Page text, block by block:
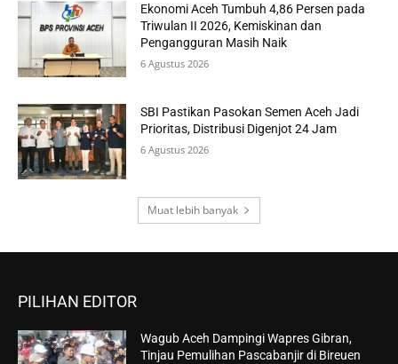
Ekonomi Aceh Tumbuh 4,86 Persen pada
Triwulan II 2026, Kemiskinan dan
Pengangguran Masih Naik
6 Agustus 2026
SBI Pastikan Pasokan Semen Aceh Jadi
Prioritas, Distribusi Digenjot 24 Jam
6 Agustus 2026
Muat lebih banyak
PILIHAN EDITOR
Wagub Aceh Dampingi Wapres Gibran,
Tinjau Pemulihan Pascabanjir di Bireuen